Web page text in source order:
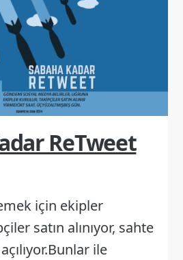
ReTweet
için ekipler
satın alınıyor, sahte
ile